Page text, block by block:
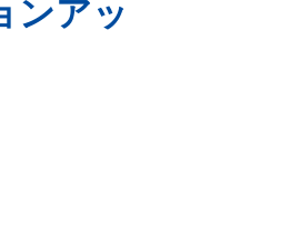
ンアッ